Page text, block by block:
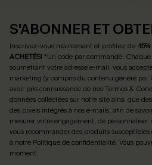
S'ABONNER ET
Inscrivez-vous maintenant et profitez de -
ACHETÉS! *Un code par commande.
soumettant votre adresse e-mail, vous
marketing (y compris du contenu généré par
avoir pris connaissance de nosTermes &
données collectées sur notre site ainsi que
des pixels intégrés à nos e-mails, afin de
mesurer votre engagement, de personnaliser
vous recommander des produits
à notre Politique de confidentialité. Vous
moment.